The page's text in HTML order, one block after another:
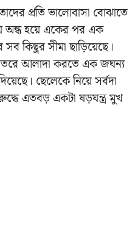
প্রতি ভালোবাসা বোঝাতে
অন্ধ হয়ে একের পর এক
কিছুর সীমা ছাড়িয়েছে।
আলাদা করতে এক জঘন্য
ছেলেকে নিয়ে সর্বদা
এতবড় একটা ষড়যন্ত্র মুখ